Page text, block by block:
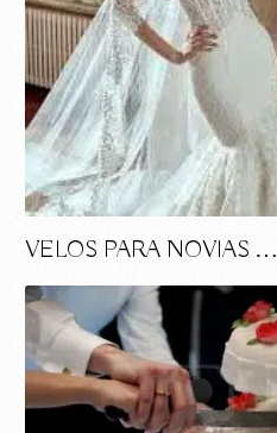
VELOS PARA NOVIAS …